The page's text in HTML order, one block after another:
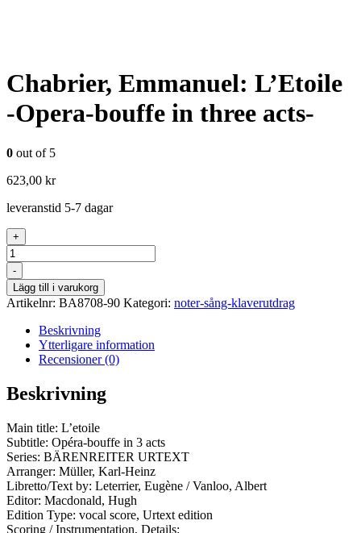
Chabrier, Emmanuel: L’Etoile
-Opera-bouffe in three acts-
0 out of 5
623,00 kr
leveranstid 5-7 dagar
+
Antal
-
Lägg till i varukorg
Artikelnr: BA8708-90 Kategori: noter-sång-klaverutdrag
Beskrivning
Ytterligare information
Recensioner (0)
Beskrivning
Main title: L’etoile
Subtitle: Opéra-bouffe in 3 acts
Series: BÄRENREITER URTEXT
Arranger: Müller, Karl-Heinz
Libretto/Text by: Leterrier, Eugène / Vanloo, Albert
Editor: Macdonald, Hugh
Edition Type: vocal score, Urtext edition
Scoring / Instrumentation, Details: